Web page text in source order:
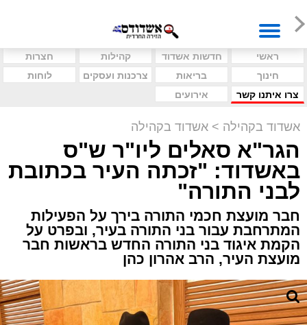
ראשי חדשות אשדוד קהילות
חצרות
חינוך
בריאות צרכנות ועסקים
לוחות
צרו איתנו קשר
אירועים
אשדוד בקהילה > אשדוד בקהילה
הגר"א סאלים ליו"ר ש"ס
באשדוד: "זכתה העיר בכתובת
לבני התורה"
חבר מועצת חכמי התורה בירך על הפעילות
המתרחבת עבור בני התורה בעיר, ובפרט על
הקמת איגוד בני התורה החדש בראשות חבר
מועצת העיר, הרב אהרון כהן